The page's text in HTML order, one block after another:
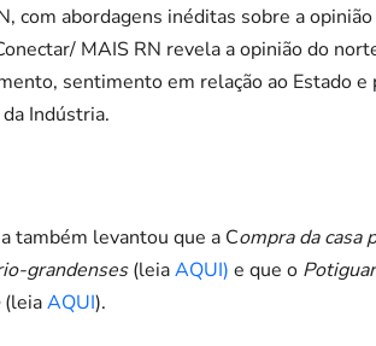
com abordagens inéditas sobre a
MAIS RN revela a opinião do
sentimento em relação ao Estado
Indústria.
também levantou que a Compra da casa
grandenses(leiaAQUI) e que o
(leiaAQUI).